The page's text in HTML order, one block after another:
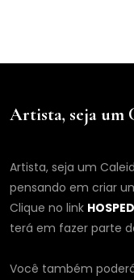
Artista, seja um
Artista, seja um
pensando em criar
Clique no link
terá em fazer parte
Você também